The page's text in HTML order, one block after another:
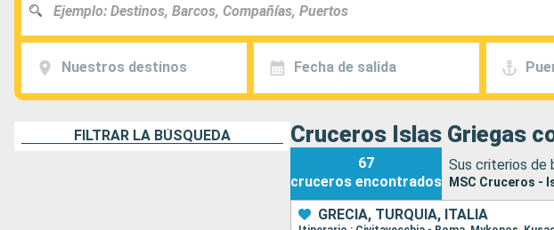
Nuestros destinos Fecha de salida
FILTRAR LA BÚSQUEDA Cruceros Islas Griegas
67
cruceros encontrados
Sus criterios de
MSC Cruceros -
GRECIA, TURQUÍA, ITALIA